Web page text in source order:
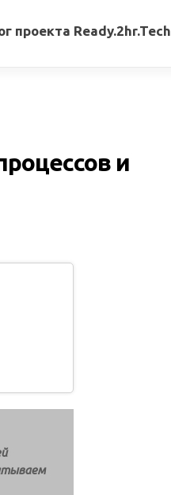
проекта Ready.2hr.Tech
и